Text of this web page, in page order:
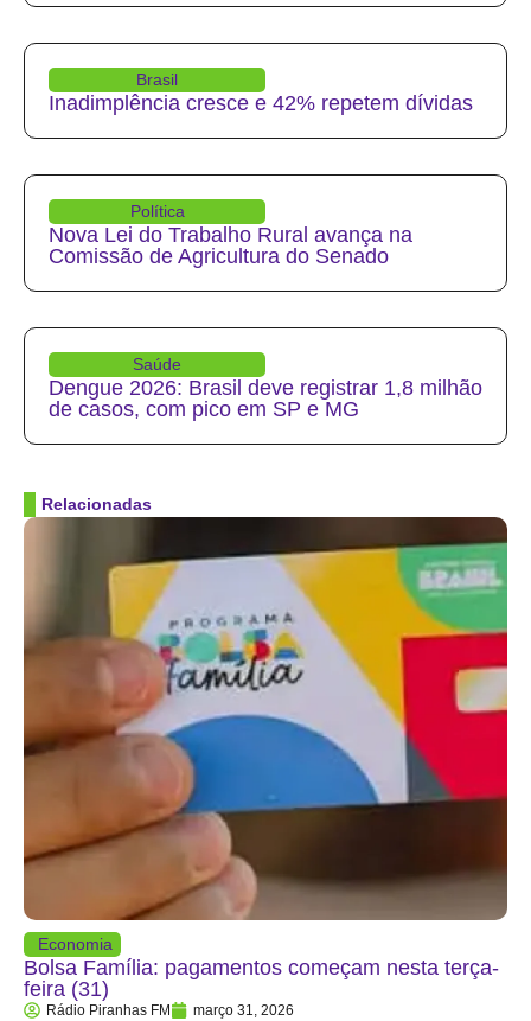
Brasil
Inadimplência cresce e 42% repetem dívidas
Política
Nova Lei do Trabalho Rural avança na
Comissão de Agricultura do Senado
Saúde
Dengue 2026: Brasil deve registrar 1,8 milhão
de casos, com pico em SP e MG
Relacionadas
Economia
Bolsa Família: pagamentos começam nesta terça-
feira (31)
Rádio Piranhas FM março 31, 2026